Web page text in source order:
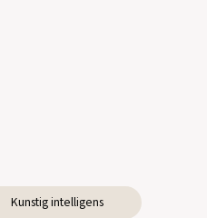
Kunstig intelligens